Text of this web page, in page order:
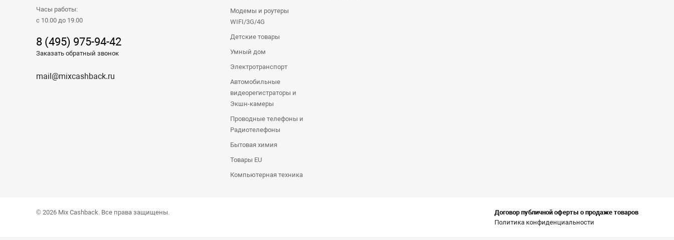
Часы работы:
с 10.00 до 19.00
8 (495) 975-94-42
Заказать обратный звонок
mail@mixcashback.ru
Модемы и роутеры
WIFI/3G/4G
Детские товары
Умный дом
Электротранспорт
Автомобильные
видеорегистраторы и
Экшн-камеры
Проводные телефоны и
Радиотелефоны
Бытовая химия
Товары EU
Компьютерная техника
© 2026 Mix Cashback. Все права защищены.
Договор публичной оферты о продаже товаров
Политика конфиденциальности